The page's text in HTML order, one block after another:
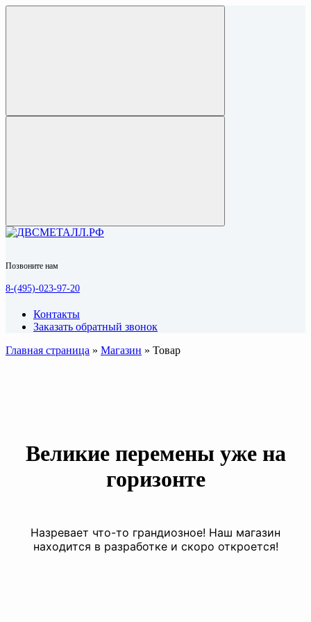
Позвоните нам
8-(495)-023-97-20
Контакты
Заказать обратный звонок
Главная страница » Магазин » Товар
Великие перемены уже на
горизонте
Назревает что-то грандиозное! Наш магазин
находится в разработке и скоро откроется!